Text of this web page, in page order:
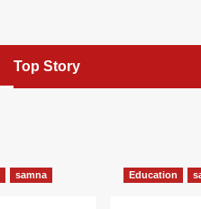
Top Story
samna Education